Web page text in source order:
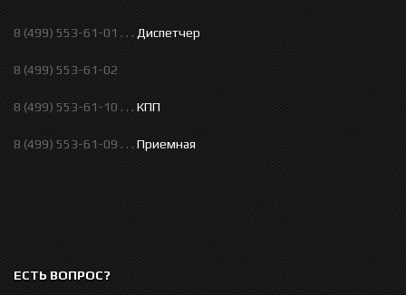
8 (499) 553-61-01 . . . Диспетчер
8 (499) 553-61-02
8 (499) 553-61-10 . . . КПП
8 (499) 553-61-09 . . . Приемная
ЕСТЬ ВОПРОС?